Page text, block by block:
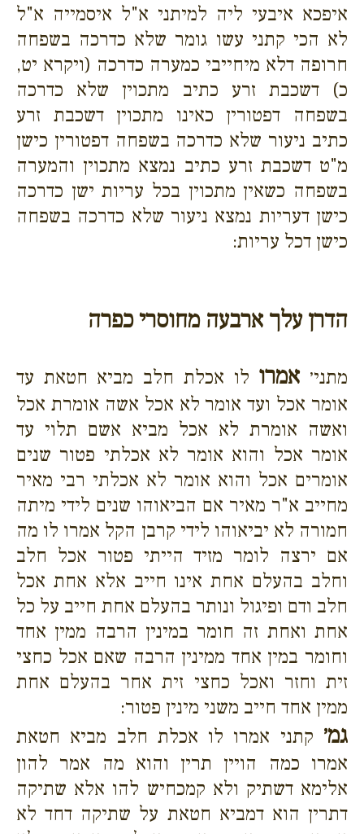
איפכא איבעי ליה למיתני א"ל איסמייה א"ל
לא הכי קתני עשו גומר שלא כדרכה בשפחה
חרופה דלא מיחייבי כמערה כדרכה (ויקרא יט,
כ) דשכבת זרע כתיב מתכוין שלא כדרכה
בשפחה דפטורין כאינו מתכוין דשכבת זרע
כתיב ניעור שלא כדרכה בשפחה דפטורין כישן
מ"ט דשכבת זרע כתיב נמצא מתכוין והמערה
בשפחה כשאין מתכוין בכל עריות ישן כדרכה
כישן דעריות נמצא ניעור שלא כדרכה בשפחה
כישן דכל עריות:
הדרן עלך ארבעה מחוסרי כפרה
מתני׳אמרו לו אכלת חלב מביא חטאת עד
אומר אכל ועד אומר לא אכל אשה אומרת אכל
ואשה אומרת לא אכל מביא אשם תלוי עד
אומר אכל והוא אומר לא אכלתי פטור שנים
אומרים אכל והוא אומר לא אכלתי רבי מאיר
מחייב א"ר מאיר אם הביאוהו שנים לידי מיתה
חמורה לא יביאוהו לידי קרבן הקל אמרו לו מה
אם ירצה לומר מזיד הייתי פטור אכל חלב
וחלב בהעלם אחת אינו חייב אלא אחת אכל
חלב ודם ופיגול ונותר בהעלם אחת חייב על כל
אחת ואחת זה חומר במינין הרבה ממין אחד
וחומר במין אחד ממינין הרבה שאם אכל כחצי
זית וחזר ואכל כחצי זית אחר בהעלם אחת
ממין אחד חייב משני מינין פטור:
גמ׳ קתני אמרו לו אכלת חלב מביא חטאת
אמרו כמה הויין תרין והוא מה אמר להון
אלימא דשתיק ולא קמכחיש להו אלא שתיקה
דתרין הוא דמביא חטאת על שתיקה דחד לא